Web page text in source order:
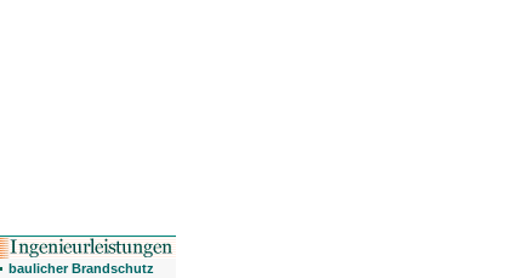
baulicher Brandschutz